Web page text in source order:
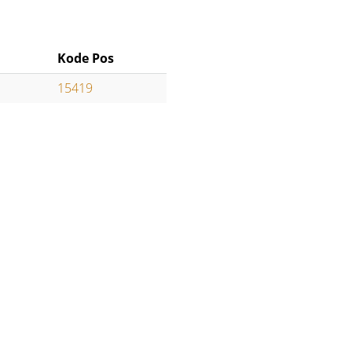
Kode Pos
15419